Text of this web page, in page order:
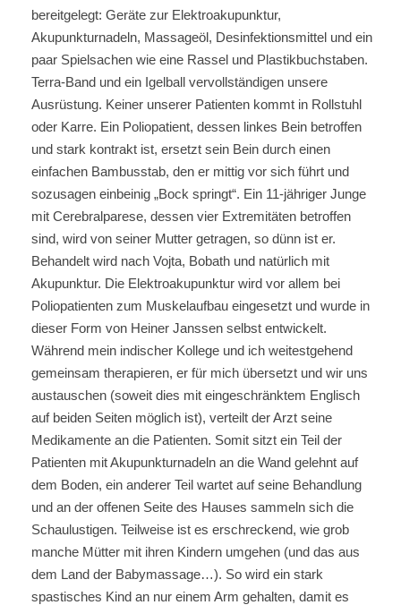
bereitgelegt: Geräte zur Elektroakupunktur,
Akupunkturnadeln, Massageöl, Desinfektionsmittel und ein
paar Spielsachen wie eine Rassel und Plastikbuchstaben.
Terra-Band und ein Igelball vervollständigen unsere
Ausrüstung. Keiner unserer Patienten kommt in Rollstuhl
oder Karre. Ein Poliopatient, dessen linkes Bein betroffen
und stark kontrakt ist, ersetzt sein Bein durch einen
einfachen Bambusstab, den er mittig vor sich führt und
sozusagen einbeinig „Bock springt“. Ein 11-jähriger Junge
mit Cerebralparese, dessen vier Extremitäten betroffen
sind, wird von seiner Mutter getragen, so dünn ist er.
Behandelt wird nach Vojta, Bobath und natürlich mit
Akupunktur. Die Elektroakupunktur wird vor allem bei
Poliopatienten zum Muskelaufbau eingesetzt und wurde in
dieser Form von Heiner Janssen selbst entwickelt.
Während mein indischer Kollege und ich weitestgehend
gemeinsam therapieren, er für mich übersetzt und wir uns
austauschen (soweit dies mit eingeschränktem Englisch
auf beiden Seiten möglich ist), verteilt der Arzt seine
Medikamente an die Patienten. Somit sitzt ein Teil der
Patienten mit Akupunkturnadeln an die Wand gelehnt auf
dem Boden, ein anderer Teil wartet auf seine Behandlung
und an der offenen Seite des Hauses sammeln sich die
Schaulustigen. Teilweise ist es erschreckend, wie grob
manche Mütter mit ihren Kindern umgehen (und das aus
dem Land der Babymassage…). So wird ein stark
spastisches Kind an nur einem Arm gehalten, damit es